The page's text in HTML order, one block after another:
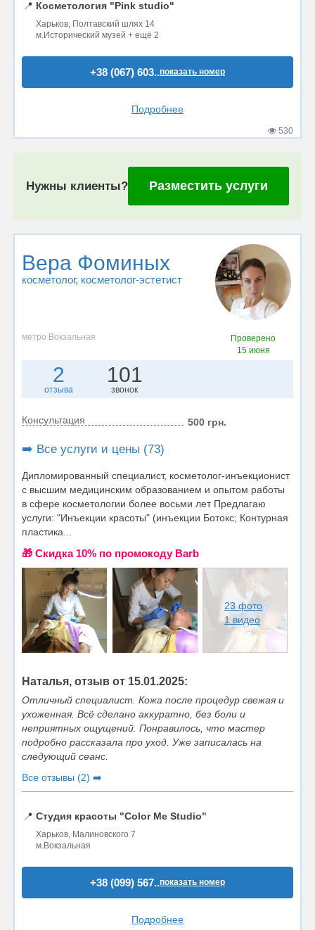
📍 Косметология "Pink studio"
Харьков, Полтавский шлях 14
м.Исторический музей + ещё 2
+38 (067) 603..показать номер
Подробнее
530
Нужны клиенты? Разместить услуги
Вера Фоминых
косметолог, косметолог-эстетист
метро Вокзальная
Проверено
15 июня
2
отзыва
101
звонок
Консультация 500 грн.
➡️ Все услуги и цены (73)
Дипломированный специалист, косметолог-инъекционист
с высшим медицинским образованием и опытом работы
в сфере косметологии более восьми лет Предлагаю
услуги: "Инъекции красоты" (инъекции Ботокс; Контурная
пластика...
🎁 Cкидка 10% по промокоду Barb
23 фото
1 видео
Наталья, отзыв от 15.01.2025:
Отличный специалист. Кожа после процедур свежая и
ухоженная. Всё сделано аккуратно, без боли и
неприятных ощущений. Понравилось, что мастер
подробно рассказала про уход. Уже записалась на
следующий сеанс.
Все отзывы (2) ➡️
📍 Студия красоты "Color Me Studio"
Харьков, Малиновского 7
м.Вокзальная
+38 (099) 567..показать номер
Подробнее